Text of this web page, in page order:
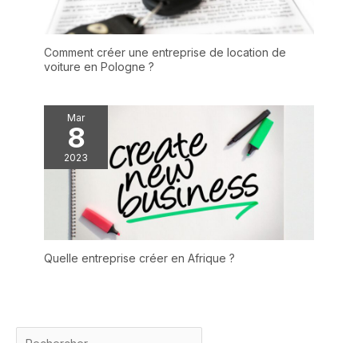
Comment créer une entreprise de location de
voiture en Pologne ?
Mar
8
2023
Quelle entreprise créer en Afrique ?